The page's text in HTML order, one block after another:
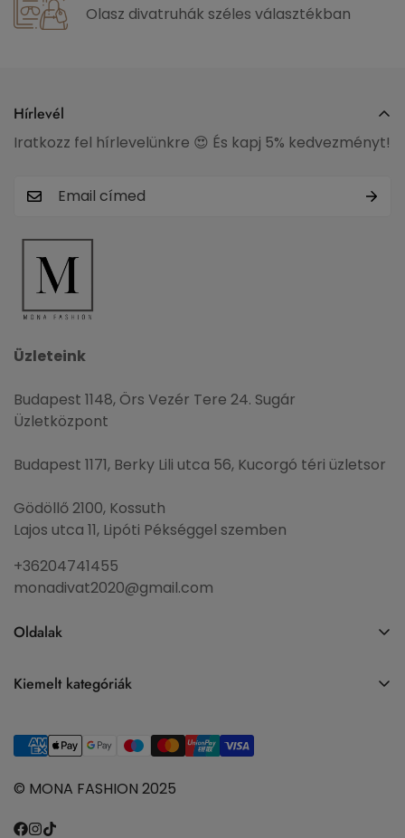
Olasz divatruhák széles választékban
Üzleteink
Budapest 1148, Örs Vezér Tere 24. Sugár
Üzletközpont
Budapest 1171, Berky Lili utca 56, Kucorgó téri üzletsor
Gödöllő 2100, Kossuth
Lajos utca 11, Lipóti Pékséggel szemben
+36204741455
monadivat2020@gmail.com
Oldalak
Felsők és Pólók
Nyári kollekció
Kapcsolat
Kiemelt kategóriák
Ruhák
Szoknyák, Rövid nadrágok
Hírlevél
Iratkozz fel hírlevelünkre 😍 És kapj 5% kedvezményt!
© MONA FASHION 2025